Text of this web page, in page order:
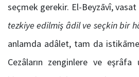
seçmek gerekir. El-Beyzāvî, vasat
tezkiye edilmiş âdil ve seçkin bir
anlamda adâlet, tam da
Cezâların zenginlere ve eşrâfa